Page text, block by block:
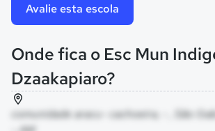
Avalie esta escola
Onde fica o Esc Mun
Dzaakapiaro?
comunidade aracu- cachoeira, - , São